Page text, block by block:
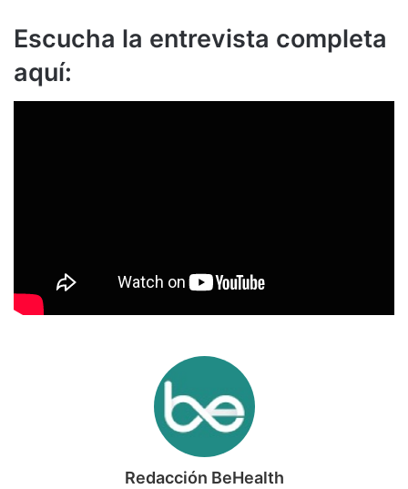
Escucha la entrevista completa
aquí:
Redacción BeHealth